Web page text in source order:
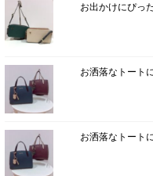
お出かけにぴっ
お洒落なトート
お洒落なトート